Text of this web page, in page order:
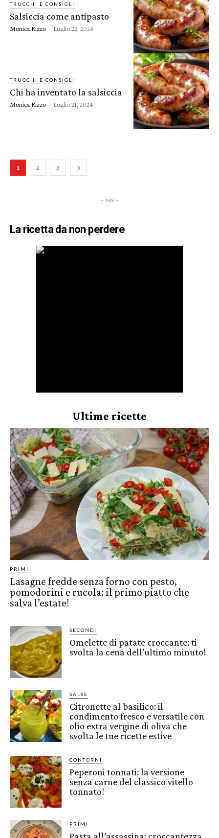
TRUCCHI E CONSIGLI
Salsiccia come antipasto
Monica Rizzo - Luglio 22, 2024
TRUCCHI E CONSIGLI
Chi ha inventato la salsiccia
Monica Rizzo - Luglio 21, 2024
1 2 3
- Adv -
La ricetta da non perdere
Ultime ricette
PRIMI
Lasagne fredde senza forno con pesto,
pomodorini e rucola: il primo piatto che
salva l’estate!
SECONDI
Omelette di patate croccante: ti
svolta la cena dell’ultimo minuto!
SALSE
Citronette al basilico: il
condimento fresco e versatile con
olio extra vergine di oliva che
svolta le tue ricette estive
CONTORNI
Peperoni tonnati: la versione
senza carne del classico vitello
tonnato!
PRIMI